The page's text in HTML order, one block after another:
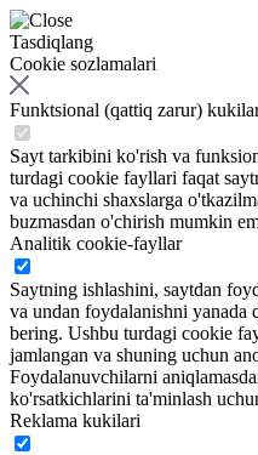
Tasdiqlang
Cookie sozlamalari
Funktsional (qattiq zarur)
Sayt tarkibini ko'rish va
turdagi cookie fayllari faqat
va uchinchi shaxslarga
buzmasdan o'chirish mumkin
Analitik cookie-fayllar
Saytning ishlashini, saytdan
va undan foydalanishni
bering. Ushbu turdagi cookie
jamlangan va shuning uchun
Foydalanuvchilarni
ko'rsatkichlarini ta'minlash
Reklama kukilari